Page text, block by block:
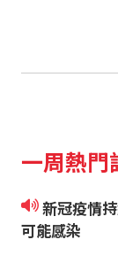
一周熱門
新冠疫情持續飆升 常見八大症狀 沒發燒也
可能感染